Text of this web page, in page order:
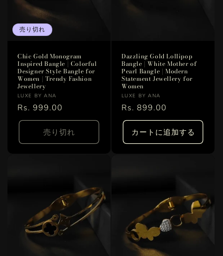
売り切れ
Chic Gold Monogram
Inspired Bangle | Colorful
Designer Style Bangle for
Women | Trendy Fashion
Jewellery
販
売
元:
LUXE BY ANA
通
常
格
Rs. 999.00
売り切れ
Dazzling Gold Lollipop
Bangle | White Mother of
Pearl Bangle | Modern
Statement Jewellery for
Women
販
売
元:
LUXE BY ANA
通
常
格
Rs. 899.00
カートに追加する